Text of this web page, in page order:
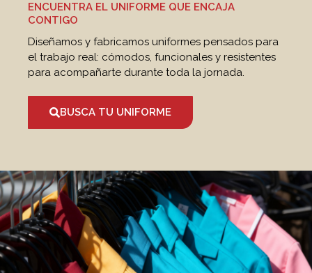
ENCUENTRA EL UNIFORME QUE ENCAJA
CONTIGO
Diseñamos y fabricamos uniformes pensados para
el trabajo real: cómodos, funcionales y resistentes
para acompañarte durante toda la jornada.
BUSCA TU UNIFORME